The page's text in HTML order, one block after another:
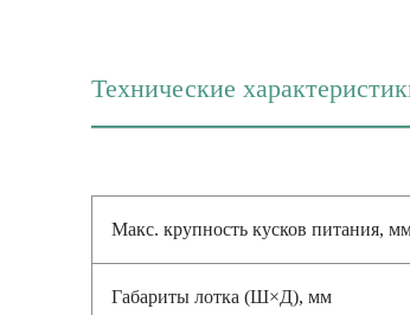
Технические
(активная вкладка)
Макс. крупность кусков питания,
Габариты лотка (Ш×Д), мм